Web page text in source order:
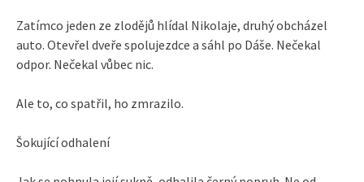
Zatímco jeden ze zlodějů hlídal Nikolaje, druhý obcházel
auto. Otevřel dveře spolujezdce a sáhl po Dáše. Nečekal
odpor. Nečekal vůbec nic.
Ale to, co spatřil, ho zmrazilo.
Šokující odhalení